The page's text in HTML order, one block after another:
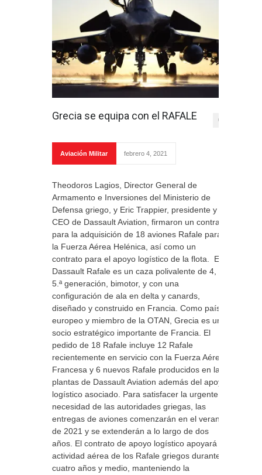
Grecia se equipa con el RAFALE 0
Aviación Militar febrero 4, 2021
Theodoros Lagios, Director General de
Armamento e Inversiones del Ministerio de
Defensa griego, y Eric Trappier, presidente y
CEO de Dassault Aviation, firmaron un contrato
para la adquisición de 18 aviones Rafale para
la Fuerza Aérea Helénica, así como un
contrato para el apoyo logístico de la flota. El
Dassault Rafale es un caza polivalente de 4,
5.ª generación, bimotor, y con una
configuración de ala en delta y canards,
diseñado y construido en Francia. Como país
europeo y miembro de la OTAN, Grecia es un
socio estratégico importante de Francia. El
pedido de 18 Rafale incluye 12 Rafale
recientemente en servicio con la Fuerza Aérea
Francesa y 6 nuevos Rafale producidos en las
plantas de Dassault Aviation además del apoyo
logístico asociado. Para satisfacer la urgente
necesidad de las autoridades griegas, las
entregas de aviones comenzarán en el verano
de 2021 y se extenderán a lo largo de dos
años. El contrato de apoyo logístico apoyará la
actividad aérea de los Rafale griegos durante
cuatro años y medio, manteniendo la